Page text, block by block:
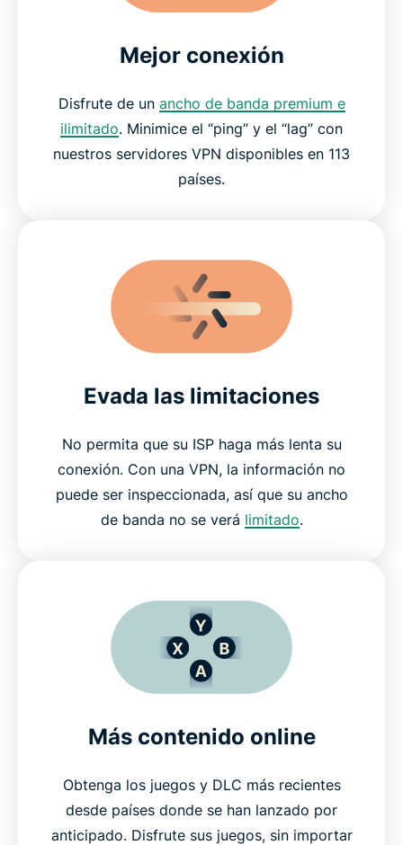
Mejor conexión
Disfrute de un ancho de banda premium e
ilimitado. Minimice el “ping” y el “lag” con
nuestros servidores VPN disponibles en 113
países.
Evada las limitaciones
No permita que su ISP haga más lenta su
conexión. Con una VPN, la información no
puede ser inspeccionada, así que su ancho
de banda no se verá limitado.
Más contenido online
Obtenga los juegos y DLC más recientes
desde países donde se han lanzado por
anticipado. Disfrute sus juegos, sin importar